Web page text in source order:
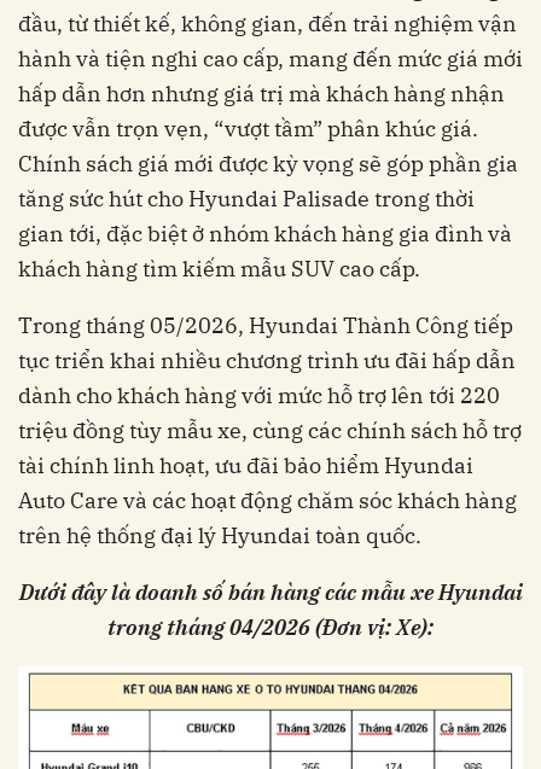
đầu, từ thiết kế, không gian, đến trải nghiệm vận
hành và tiện nghi cao cấp, mang đến mức giá mới
hấp dẫn hơn nhưng giá trị mà khách hàng nhận
được vẫn trọn vẹn, “vượt tầm” phân khúc giá.
Chính sách giá mới được kỳ vọng sẽ góp phần gia
tăng sức hút cho Hyundai Palisade trong thời
gian tới, đặc biệt ở nhóm khách hàng gia đình và
khách hàng tìm kiếm mẫu SUV cao cấp.
Trong tháng 05/2026, Hyundai Thành Công tiếp
tục triển khai nhiều chương trình ưu đãi hấp dẫn
dành cho khách hàng với mức hỗ trợ lên tới 220
triệu đồng tùy mẫu xe, cùng các chính sách hỗ trợ
tài chính linh hoạt, ưu đãi bảo hiểm Hyundai
Auto Care và các hoạt động chăm sóc khách hàng
trên hệ thống đại lý Hyundai toàn quốc.
Dưới đây là doanh số bán hàng các mẫu xe Hyundai
trong tháng 04/2026 (Đơn vị: Xe):